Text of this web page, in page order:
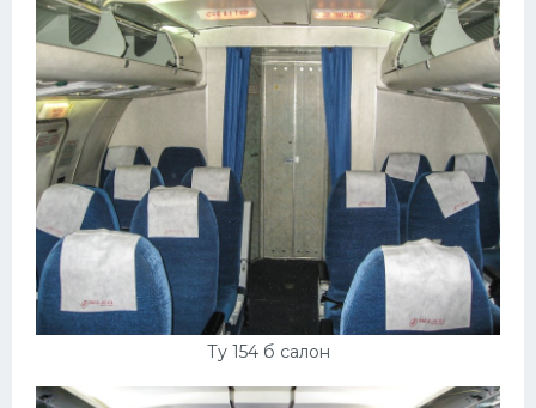
Ту 154 б салон